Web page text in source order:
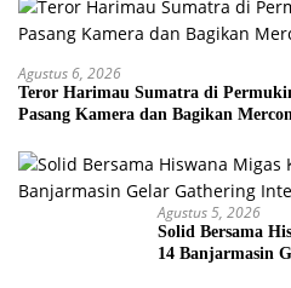
Agustus 6, 2026
Teror Harimau Sumatra di
Pasang Kamera dan Bagikan
Agustus 5, 2026
Solid Bersama
14 Banjarmasin